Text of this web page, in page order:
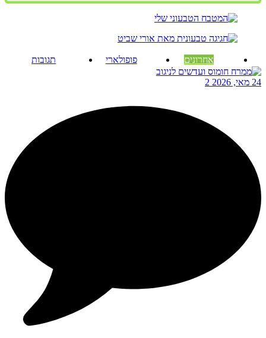
אחרונים פופולארי תגובות
24 מאי, 2026 2